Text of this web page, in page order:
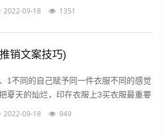
老贼凌教头等业内大咖为您分享独到犀利
2022-09-18 1351
销文案技巧)
1不同的自己赋予同一件衣服不同的感觉
夏天的灿烂，印在衣服上3买衣服最重要
目的，是放松我们自己4时间会折旧这件
2022-09-18 949